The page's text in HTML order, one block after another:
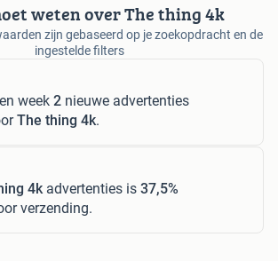
weten over The thing 4k
zijn gebaseerd op je zoekopdracht en de
ingestelde filters
week 2 nieuwe advertenties
The thing 4k.
4kadvertenties is 37,5%
verzending.